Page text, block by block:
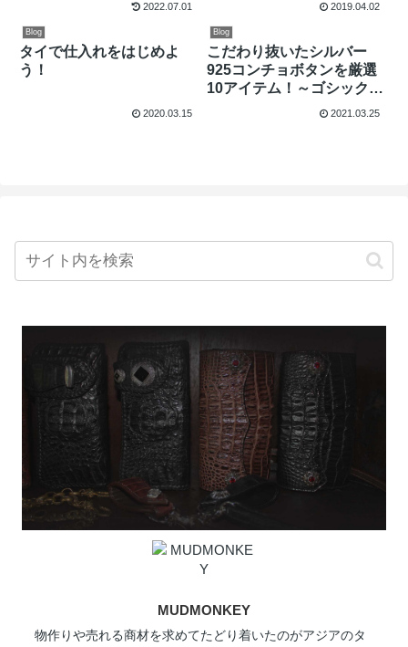
2022.07.01 2019.04.02
Blog
タイで仕入れをはじめよ
う！
2020.03.15
Blog
こだわり抜いたシルバー
925コンチョボタンを厳選
10アイテム！～ゴシックス
2021.03.25
MUDMONKEY
物作りや売れる商材を求めてたどり着いたのがアジアのタ